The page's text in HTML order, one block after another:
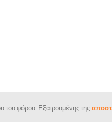
του φόρου. Εξαιρουμένης της